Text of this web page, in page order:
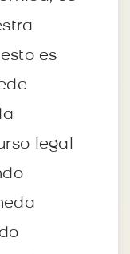
es
legal